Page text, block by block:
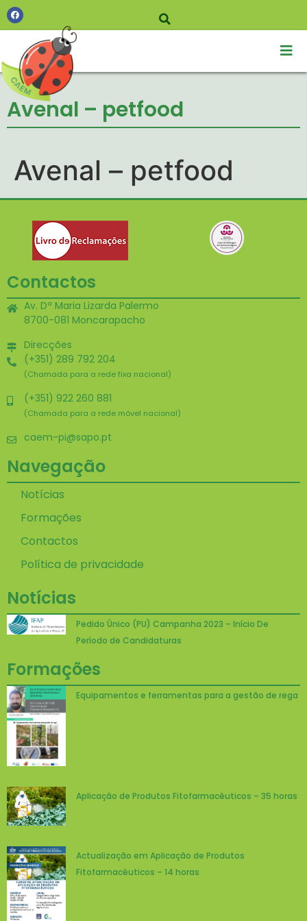
Avenal – petfood
Avenal – petfood
Contactos
Av. Dª Maria Lizarda Palermo
8700-081 Moncarapacho
Direcções
(+351) 289 792 204
(Chamada para a rede fixa nacional)
(+351) 922 260 881
(Chamada para a rede móvel nacional)
caem-pi@sapo.pt
Navegação
Notícias
Formações
Contactos
Política de privacidade
Notícias
Pedido Único (PU) Campanha 2023 – Início De
Período de Candidaturas
Formações
Equipamentos e ferramentas para a gestão de rega
Aplicação de Produtos Fitofarmacêuticos – 35 horas
Actualização em Aplicação de Produtos
Fitofarmacêuticos – 14 horas